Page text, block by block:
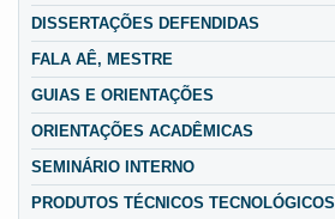
DISSERTAÇÕES DEFENDIDAS
FALA AÊ, MESTRE
GUIAS E ORIENTAÇÕES
ORIENTAÇÕES ACADÊMICAS
SEMINÁRIO INTERNO
PRODUTOS TÉCNICOS TECNOLÓGICOS